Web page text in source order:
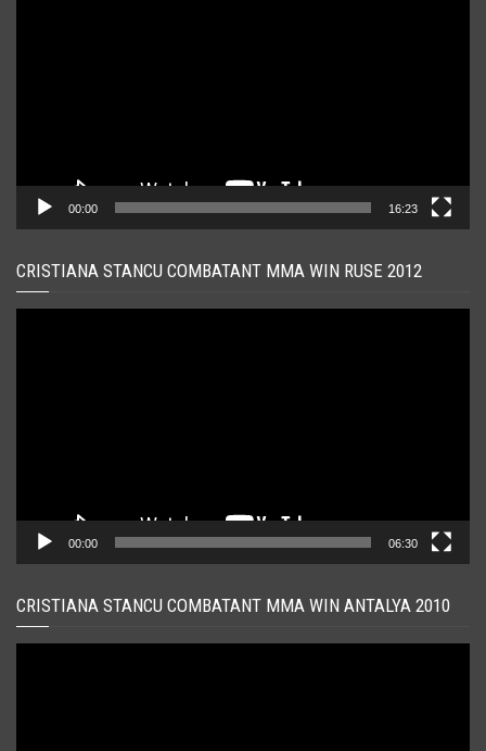
00:00 16:23
CRISTIANA STANCU COMBATANT MMA WIN RUSE 2012
00:00 06:30
CRISTIANA STANCU COMBATANT MMA WIN ANTALYA 2010